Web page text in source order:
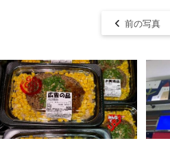
前の写真